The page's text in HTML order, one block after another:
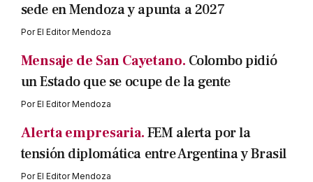
sede en Mendoza y apunta a 2027
PorEl Editor Mendoza
Mensaje de San Cayetano. Colombo pidió
un Estado que se ocupe de la gente
PorEl Editor Mendoza
Alerta empresaria.FEM alerta por la
tensión diplomática entre Argentina y Brasil
PorEl Editor Mendoza